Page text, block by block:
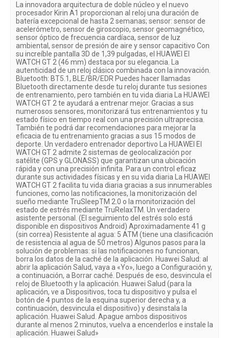
La innovadora arquitectura de doble núcleo y el nuevo
procesador Kirin A1 proporcionan al reloj una duración de
batería excepcional de hasta 2 semanas; sensor: sensor de
acelerómetro, sensor de giroscopio, sensor geomagnético,
sensor óptico de frecuencia cardíaca, sensor de luz
ambiental, sensor de presión de aire y sensor capacitivo Con
su increíble pantalla 3D de 1,39 pulgadas, el HUAWEI El
WATCH GT 2 (46 mm) destaca por su elegancia. La
autenticidad de un reloj clásico combinada con la innovación.
Bluetooth: BT5.1, BLE/BR/EDR Puedes hacer llamadas
Bluetooth directamente desde tu reloj durante tus sesiones
de entrenamiento, pero también en tu vida diaria La HUAWEI
WATCH GT 2 te ayudará a entrenar mejor. Gracias a sus
numerosos sensores, monitorizará tus entrenamientos y tu
estado físico en tiempo real con una precisión ultraprecisa.
También te podrá dar recomendaciones para mejorar la
eficacia de tu entrenamiento gracias a sus 15 modos de
deporte. Un verdadero entrenador deportivo La HUAWEI El
WATCH GT 2 admite 2 sistemas de geolocalización por
satélite (GPS y GLONASS) que garantizan una ubicación
rápida y con una precisión infinita. Para un control eficaz
durante sus actividades físicas y en su vida diaria La HUAWEI
WATCH GT 2 facilita tu vida diaria gracias a sus innumerables
funciones, como las notificaciones, la monitorización del
sueño mediante TruSleepTM 2.0 o la monitorización del
estado de estrés mediante TruRelaxTM. Un verdadero
asistente personal. (El seguimiento del estrés solo está
disponible en dispositivos Android) Aproximadamente 41 g
(sin correa) Resistente al agua: 5 ATM (tiene una clasificación
de resistencia al agua de 50 metros) Algunos pasos para la
solución de problemas: si las notificaciones no funcionan,
borra los datos de la caché de la aplicación. Huawei Salud: al
abrir la aplicación Salud, vaya a «Yo», luego a Configuración y,
a continuación, a Borrar caché. Después de eso, desvincula el
reloj de Bluetooth y la aplicación. Huawei Salud (para la
aplicación, ve a Dispositivos, toca tu dispositivo y pulsa el
botón de 4 puntos de la esquina superior derecha y, a
continuación, desvincula el dispositivo) y desinstala la
aplicación. Huawei Salud. Apague ambos dispositivos
durante al menos 2 minutos, vuelva a encenderlos e instale la
aplicación. Huawei Salud»